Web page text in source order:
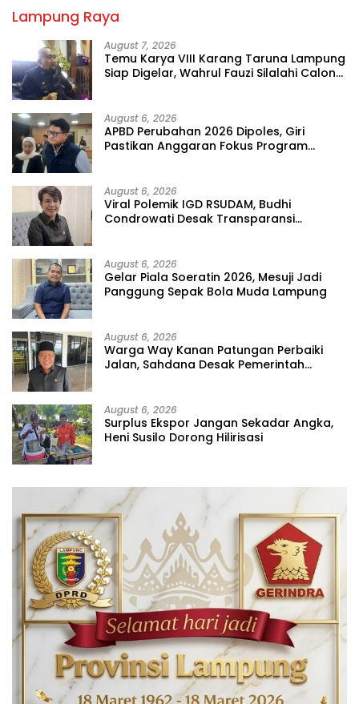
Lampung Raya
August 7, 2026
Temu Karya VIII Karang Taruna Lampung
Siap Digelar, Wahrul Fauzi Silalahi Calon
August 6, 2026
APBD Perubahan 2026 Dipoles, Giri
Pastikan Anggaran Fokus Program
August 6, 2026
Viral Polemik IGD RSUDAM, Budhi
Condrowati Desak Transparansi
August 6, 2026
Gelar Piala Soeratin 2026, Mesuji Jadi
Panggung Sepak Bola Muda Lampung
August 6, 2026
Warga Way Kanan Patungan Perbaiki
Jalan, Sahdana Desak Pemerintah
August 6, 2026
Surplus Ekspor Jangan Sekadar Angka,
Heni Susilo Dorong Hilirisasi